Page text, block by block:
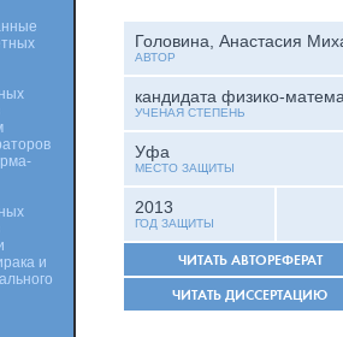
Головина, Анастасия
АВТОР
кандидата физико-
УЧЕНАЯ СТЕПЕНЬ
Уфа
МЕСТО ЗАЩИТЫ
2013
ГОД ЗАЩИТЫ
ЧИТАТЬ АВТОРЕФЕРАТ
ЧИТАТЬ ДИССЕРТАЦИЮ
и